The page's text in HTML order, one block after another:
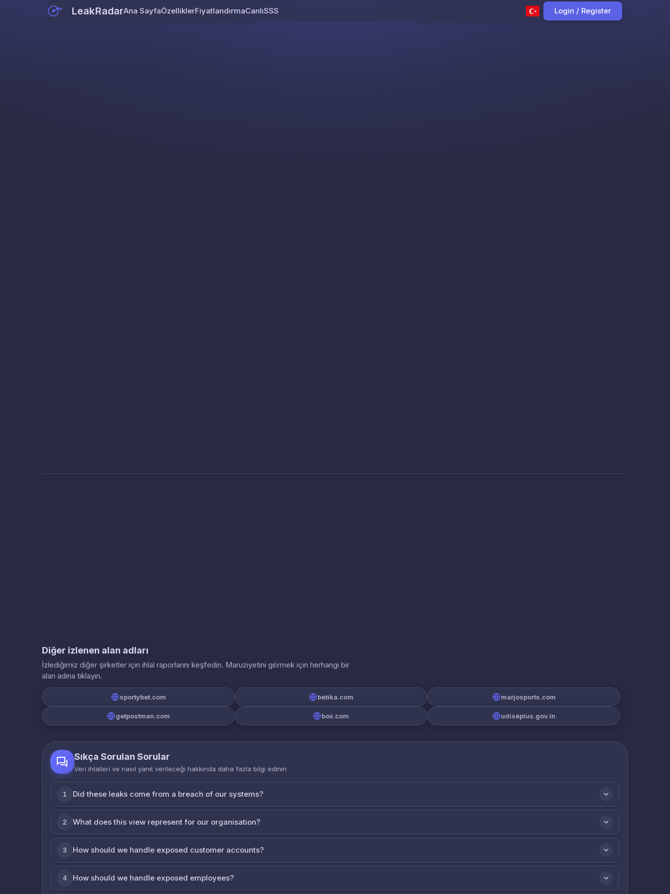
LeakRadarAna SayfaÖzelliklerFiyatlandırmaCanlıSSS Login / Register
Diğer izlenen alan adları
İzlediğimiz diğer şirketler için ihlal raporlarını keşfedin. Maruziyetini görmek için herhangi bir
alan adına tıklayın.
sportybet.com betika.com marjosports.com
getpostman.com box.com udiseplus.gov.in
Sıkça Sorulan Sorular
Veri ihlalleri ve nasıl yanıt verileceği hakkında daha fazla bilgi edinin
1 Did these leaks come from a breach of our systems?
2 What does this view represent for our organisation?
3 How should we handle exposed customer accounts?
4 How should we handle exposed employees?